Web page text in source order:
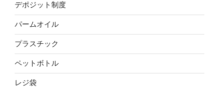
デポジット制度
パームオイル
プラスチック
ペットボトル
レジ袋